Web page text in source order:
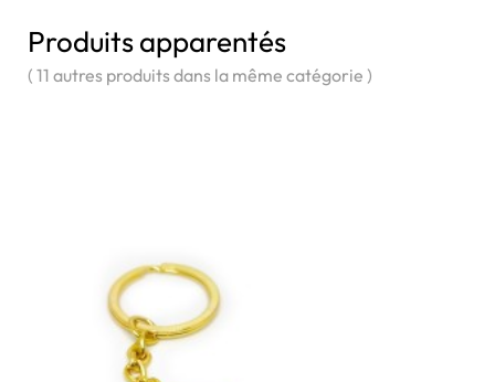
Produits apparentés
( 11 autres produits dans la même catégorie )